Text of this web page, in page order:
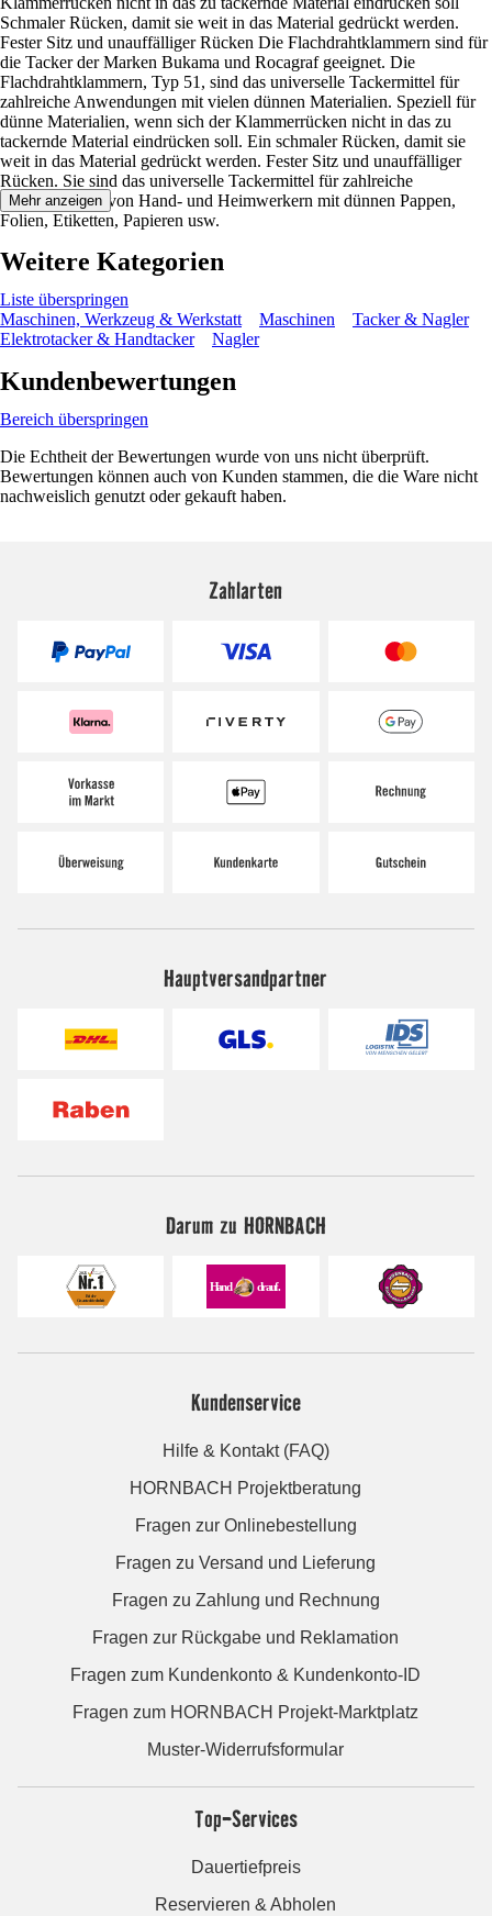
Schmaler Rücken, damit sie weit in das Material gedrückt werden.
Fester Sitz und unauffälliger Rücken Die Flachdrahtklammern sind für
die Tacker der Marken Bukama und Rocagraf geeignet. Die
Flachdrahtklammern, Typ 51, sind das universelle Tackermittel für
zahlreiche Anwendungen mit vielen dünnen Materialien. Speziell für
dünne Materialien, wenn sich der Klammerrücken nicht in das zu
tackernde Material eindrücken soll. Ein schmaler Rücken, damit sie
weit in das Material gedrückt werden. Fester Sitz und unauffälliger
Rücken. Sie sind das universelle Tackermittel für zahlreiche
Anwendungen von Hand- und Heimwerkern mit dünnen Pappen,
Folien, Etiketten, Papieren usw.
Mehr anzeigen
Weitere Kategorien
Liste überspringen
Maschinen, Werkzeug & Werkstatt
Maschinen
Tacker & Nagler
Elektrotacker & Handtacker
Nagler
Kundenbewertungen
Bereich überspringen
Die Echtheit der Bewertungen wurde von uns nicht überprüft.
Bewertungen können auch von Kunden stammen, die die Ware nicht
nachweislich genutzt oder gekauft haben.
Zahlarten
Hauptversandpartner
Darum zu HORNBACH
Kundenservice
Hilfe & Kontakt (FAQ)
HORNBACH Projektberatung
Fragen zur Onlinebestellung
Fragen zu Versand und Lieferung
Fragen zu Zahlung und Rechnung
Fragen zur Rückgabe und Reklamation
Fragen zum Kundenkonto & Kundenkonto-ID
Fragen zum HORNBACH Projekt-Marktplatz
Muster-Widerrufsformular
Top-Services
Dauertiefpreis
Reservieren & Abholen